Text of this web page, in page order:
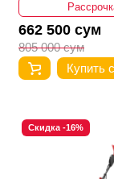
662 500 сум
805 000 сум
Купить
Скидка -16%